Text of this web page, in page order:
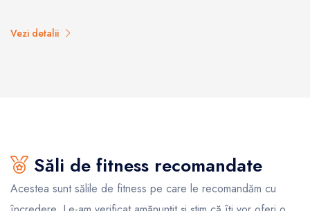
Vezi detalii
Săli de fitness recomandate
Acestea sunt sălile de fitness pe care le recomandăm cu